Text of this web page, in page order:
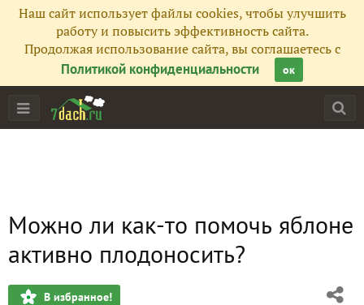
Наш сайт использует файлы cookies, чтобы улучшить
работу и повысить эффективность сайта.
Продолжая использование сайта, вы соглашаетесь с
Политикой конфиденциальности
ок
Можно ли как-то помочь яблоне
активно плодоносить?
В избранное!